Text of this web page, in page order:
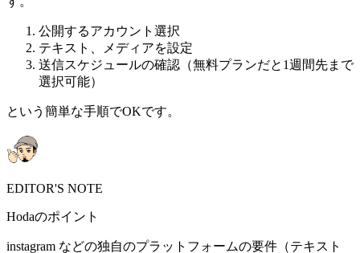
公開するアカウント選択
テキスト、メディアを設定
送信スケジュールの確認（無料プランだと1週間先まで
選択可能）
という簡単な手順でOKです。
EDITOR'S NOTE
Hodaのポイント
instagram などの独自のプラットフォームの要件（テキスト